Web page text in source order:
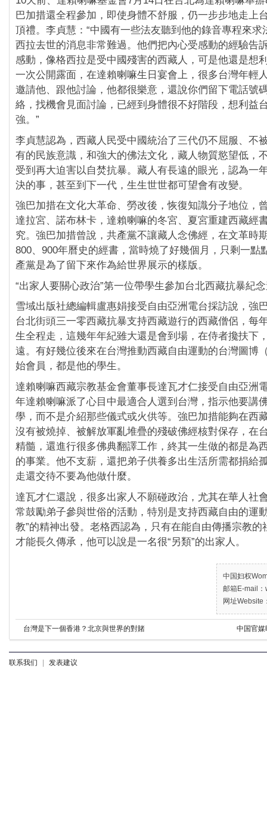
巴加措還全程參加，即使身體不舒服，仍一步步地走上
頂禮。李貞慧：“中國有一些法友聽到他的錄音專程來求
西拉去世的消息非常難過。他們把內心受感動的經驗告
感動，像格西拉是受中國殘害的西藏人，可是他還是想
一次公開露面，在達賴喇嘛生日宴會上，很多台灣年輕
邀請他、跟他討論，他都很樂意，還說你們留下電話號
絡，找機會見面討論，已經到身體很不好階段，想利益
強。”
李貞慧認為，西藏人民受中國統治了三代仍不屈服、不
有的民族意識，和強大的佛法文化，藏人物質慾望低，
受到再大迫害以自焚抗暴。藏人有長遠的眼光，認為一
決的事，甚至到下一代，生生世世都可望會有改變。
強巴加措在文化大革命、勞改後，恢復知識分子地位，
達拉宮、諾布林卡，達賴喇嘛的冬宮、夏宮重建西藏經
究。強巴加措曾說，共產黨不讓藏人念佛經，在文革時
800、900年曆史的經書，當時燒了好幾個月，只剩一點
產黨是為了留下來作為給世界展示的樣版。
“出家人要關心政治”第一位帶學生參加台北西藏抗暴紀
雪域出版社總編輯盧惠娟接受自由亞洲電台採訪說，強
台北街頭三一零西藏抗暴支持西藏遊行的西藏僧侶，每
生全程走，這幾年年紀雖大還是會到場，在侍者攙扶下
遠。有好幾位後來在台灣推動西藏自由運動的台灣圖博
始會員，都是他的學生。
達賴喇嘛西藏宗教基金會董事長達瓦才仁接受自由亞洲
年達賴喇嘛派了心目中最適合人選到台灣，指示他要講
學，而不是介紹那些儀式或火供等。強巴加措能夠在西
沒有被燒掉、被解放軍亂堆疊的殘破佛經核對保存，在
精髓，還進行很多佛典翻譯工作，終其一生做的都是為
的事業。他不支薪，還把弟子供養多出生活所需都捐給
走還交待不要為他做什麼。
達瓦才仁還說，很多出家人不願碰政治，尤其在華人社
常鼓勵弟子參與世俗的活動，特別是支持西藏自由的運
教”的精神出發。老格西認為，只有在能自由傳播宗教的
才能長久傳承，他可以說是一名很“另類”的出家人。
中国妇权
邮箱E-mail
网址Website
台灣是下一個香港？北京與世界的對賭 中国官媒
联系我们 发表建议